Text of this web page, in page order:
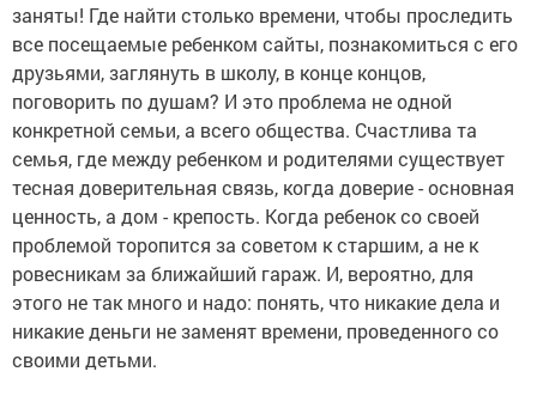
заняты! Где найти столько времени, чтобы проследить
все посещаемые ребенком сайты, познакомиться с его
друзьями, заглянуть в школу, в конце концов,
поговорить по душам? И это проблема не одной
конкретной семьи, а всего общества. Счастлива та
семья, где между ребенком и родителями существует
тесная доверительная связь, когда доверие - основная
ценность, а дом - крепость. Когда ребенок со своей
проблемой торопится за советом к старшим, а не к
ровесникам за ближайший гараж. И, вероятно, для
этого не так много и надо: понять, что никакие дела и
никакие деньги не заменят времени, проведенного со
своими детьми.